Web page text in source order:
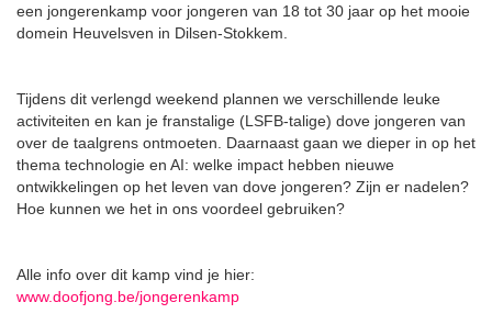
een jongerenkamp voor jongeren van 18 tot 30 jaar op het mooie
domein Heuvelsven in Dilsen-Stokkem.
Tijdens dit verlengd weekend plannen we verschillende leuke
activiteiten en kan je franstalige (LSFB-talige) dove jongeren van
over de taalgrens ontmoeten. Daarnaast gaan we dieper in op het
thema technologie en AI: welke impact hebben nieuwe
ontwikkelingen op het leven van dove jongeren? Zijn er nadelen?
Hoe kunnen we het in ons voordeel gebruiken?
Alle info over dit kamp vind je hier:
www.doofjong.be/jongerenkamp